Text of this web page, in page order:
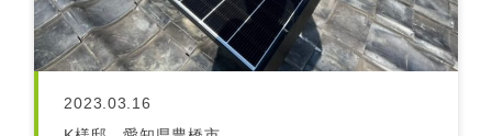
2023.03.16